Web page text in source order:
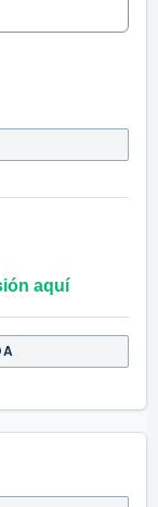
aquí